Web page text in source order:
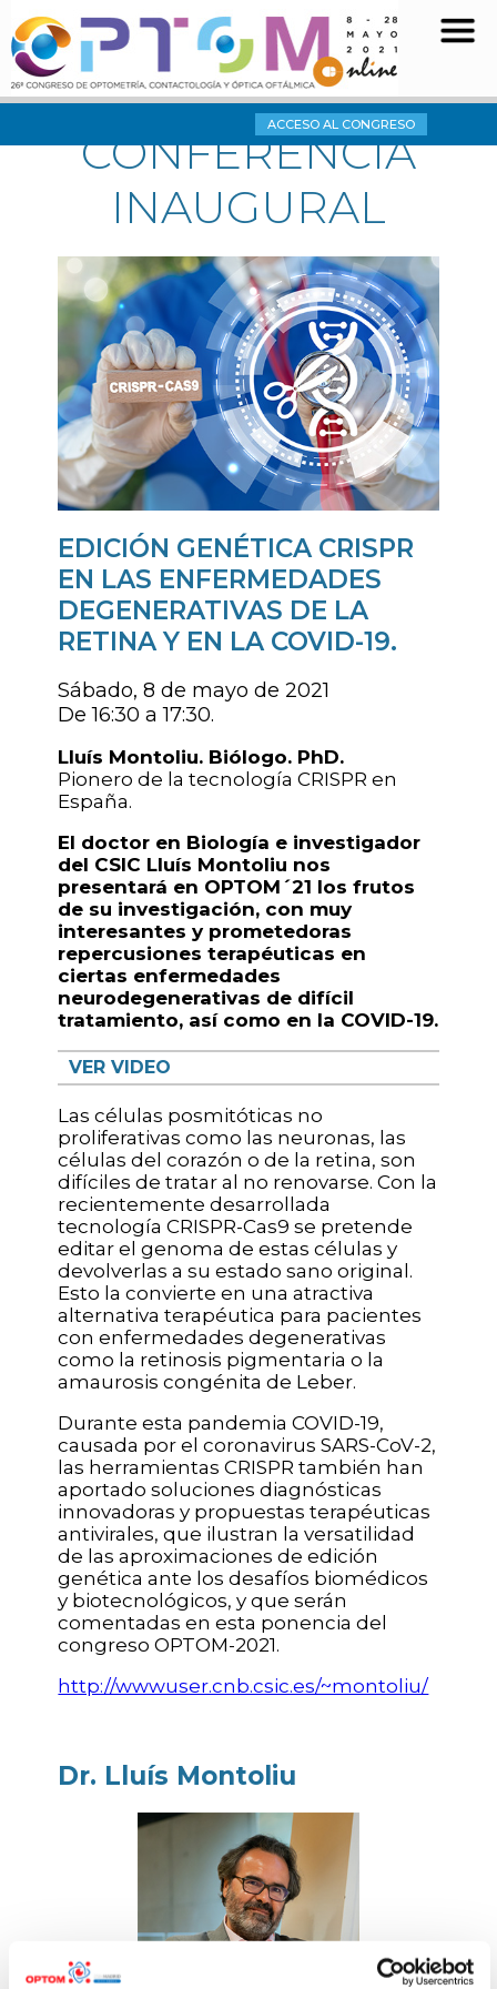
ACCESO AL CONGRESO
CONFERENCIA
INAUGURAL
EDICIÓN GENÉTICA CRISPR
EN LAS ENFERMEDADES
DEGENERATIVAS DE LA
RETINA Y EN LA COVID-19.
Sábado, 8 de mayo de 2021
De 16:30 a 17:30.
Lluís Montoliu. Biólogo. PhD.
Pionero de la tecnología CRISPR en
España.
El doctor en Biología e investigador
del CSIC Lluís Montoliu nos
presentará en OPTOM´21 los frutos
de su investigación, con muy
interesantes y prometedoras
repercusiones terapéuticas en
ciertas enfermedades
neurodegenerativas de difícil
tratamiento, así como en la COVID-19.
VER VIDEO
Las células posmitóticas no
proliferativas como las neuronas, las
células del corazón o de la retina, son
difíciles de tratar al no renovarse. Con la
recientemente desarrollada
tecnología CRISPR-Cas9 se pretende
editar el genoma de estas células y
devolverlas a su estado sano original.
Esto la convierte en una atractiva
alternativa terapéutica para pacientes
con enfermedades degenerativas
como la retinosis pigmentaria o la
amaurosis congénita de Leber.
Durante esta pandemia COVID-19,
causada por el coronavirus SARS-CoV-2,
las herramientas CRISPR también han
aportado soluciones diagnósticas
innovadoras y propuestas terapéuticas
antivirales, que ilustran la versatilidad
de las aproximaciones de edición
genética ante los desafíos biomédicos
y biotecnológicos, y que serán
comentadas en esta ponencia del
congreso OPTOM-2021.
http://wwwuser.cnb.csic.es/~montoliu/
Dr. Lluís Montoliu